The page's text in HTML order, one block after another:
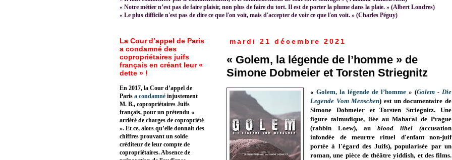
« Notre métier n’est pas de faire plaisir, non plus de faire du tort. Il est de porter la plume dans la plaie. » (Albert Londres)
« Le plus difficile n'est pas de dire ce que l'on voit, mais d'accepter de voir ce que l'on voit. » (Charles Péguy)
mardi 21 décembre 2021
« Golem, la légende de l’homme » de
Simone Dobmeier et Torsten Striegnitz
«Golem, la légende de l’homme » (Golem - Die
Legende Vom Menschen) est undocumentaire de
Simone Dobmeier et Torsten Striegnitz. Une
figure talmudique, liée au Maharal de Prague
(rabbin Loew), aublood libel (accusation
infondée de meurtre rituel d'enfant non-juif
portée à l'égard des Juifs), popularisée par un
roman, une pièce de théâtre yiddish, et des films.
La Cour d’appel de Paris
a condamné des
copropriétaires juifs
français en créant leur «
dette » !
En 2017, la Cour d’appel de
Paris a condamné injustement
M. B., copropriétaires Juifs
français, pour un prétendu «
arriéré de charges de copropriété
». Et ce, alors qu’elle donnait des
chiffres prouvant un solde
créditeur de leur compte de
copropriétaires. Absence de